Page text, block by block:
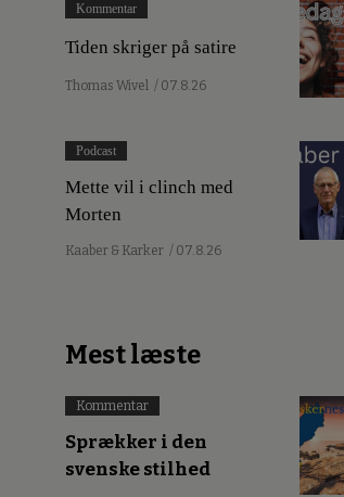
Kommentar
Tiden skriger på satire
Thomas Wivel / 07.8.26
Podcast
Mette vil i clinch med
Morten
Kaaber & Karker / 07.8.26
Mest læste
Kommentar
Sprækker i den
svenske stilhed